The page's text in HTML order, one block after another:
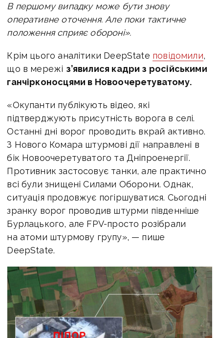
В першому випадку може бути знову
оперативне оточення. Але поки тактичне
положення сприяє обороні».
Крім цього аналітики DeepState повідомили,
що в мережі з’явилися кадри з російськими
ганчірконосцями в Новоочеретуватому.
«Окупанти публікують відео, які
підтверджують присутність ворога в селі.
Останні дні ворог проводить вкрай активно.
З Нового Комара штурмові дії направлені в
бік Новоочеретуватого та Дніпроенергії.
Противник застосовує танки, але практично
всі були знищені Силами Оборони. Однак,
ситуація продовжує погіршуватися. Сьогодні
зранку ворог проводив штурми південніше
Бурлацького, але FPV-просто розібрали
на атоми штурмову групу», — пише
DeepState.